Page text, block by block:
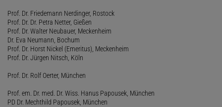
Prof. Dr. Friedemann Nerdinger, Rostock
Prof. Dr. Dr. Petra Netter, Gießen
Prof. Dr. Walter Neubauer, Meckenheim
Dr. Eva Neumann, Bochum
Prof. Dr. Horst Nickel (Emeritus), Meckenheim
Prof. Dr. Jürgen Nitsch, Köln
Prof. Dr. Rolf Oerter, München
Prof. em. Dr. med. Dr. Wiss. Hanus Papousek, München
PD Dr. Mechthild Papousek, München